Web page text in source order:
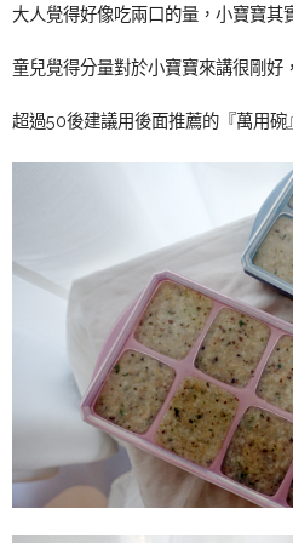
大人覺得好像吃兩口的量，小寶寶其
童兒覺得分量對於小寶寶來講很剛好，
超過50後建議用後面推薦的『萬用碗